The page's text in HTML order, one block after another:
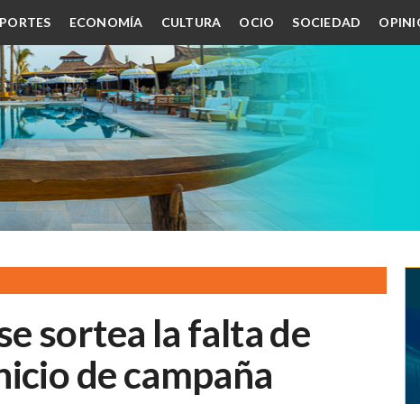
ECONOMÍA CULTURA OCIO SOCIEDAD
sortea la falta de
de campaña